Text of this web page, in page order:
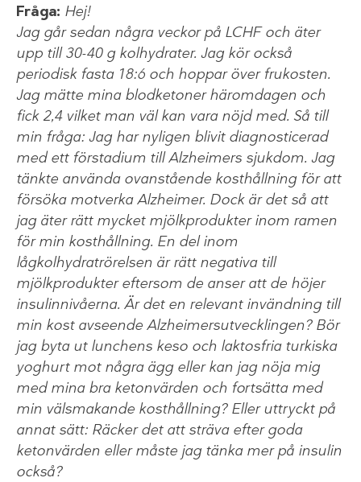
Fråga: Hej!
Jag går sedan några veckor på LCHF och äter
upp till 30-40 g kolhydrater. Jag kör också
periodisk fasta 18:6 och hoppar över frukosten.
Jag mätte mina blodketoner häromdagen och
fick 2,4 vilket man väl kan vara nöjd med. Så till
min fråga: Jag har nyligen blivit diagnosticerad
med ett förstadium till Alzheimers sjukdom. Jag
tänkte använda ovanstående kosthållning för att
försöka motverka Alzheimer. Dock är det så att
jag äter rätt mycket mjölkprodukter inom ramen
för min kosthållning. En del inom
lågkolhydratrörelsen är rätt negativa till
mjölkprodukter eftersom de anser att de höjer
insulinnivåerna. Är det en relevant invändning till
min kost avseende Alzheimersutvecklingen? Bör
jag byta ut lunchens keso och laktosfria turkiska
yoghurt mot några ägg eller kan jag nöja mig
med mina bra ketonvärden och fortsätta med
min välsmakande kosthållning? Eller uttryckt på
annat sätt: Räcker det att sträva efter goda
ketonvärden eller måste jag tänka mer på insulin
också?